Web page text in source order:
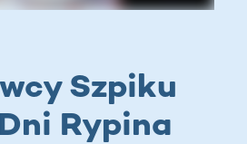
Szpiku
Rypina